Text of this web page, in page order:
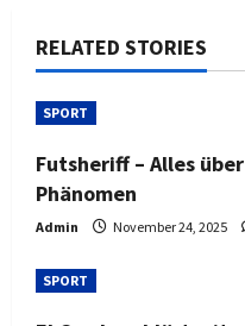
RELATED STORIES
SPORT
Futsheriff – Alles
Phänomen
Admin November 24, 2025
SPORT